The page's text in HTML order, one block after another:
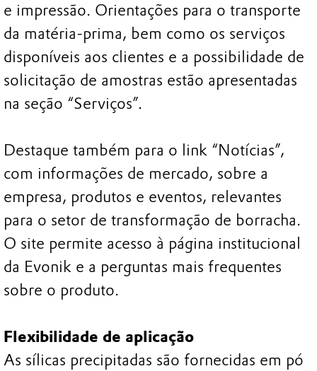
e impressão. Orientações para o transporte
da matéria-prima, bem como os serviços
disponíveis aos clientes e a possibilidade de
solicitação de amostras estão apresentadas
na seção “Serviços”.
Destaque também para o link “Notícias”,
com informações de mercado, sobre a
empresa, produtos e eventos, relevantes
para o setor de transformação de borracha.
O site permite acesso à página institucional
da Evonik e a perguntas mais frequentes
sobre o produto.
Flexibilidade de aplicação
As sílicas precipitadas são fornecidas em pó